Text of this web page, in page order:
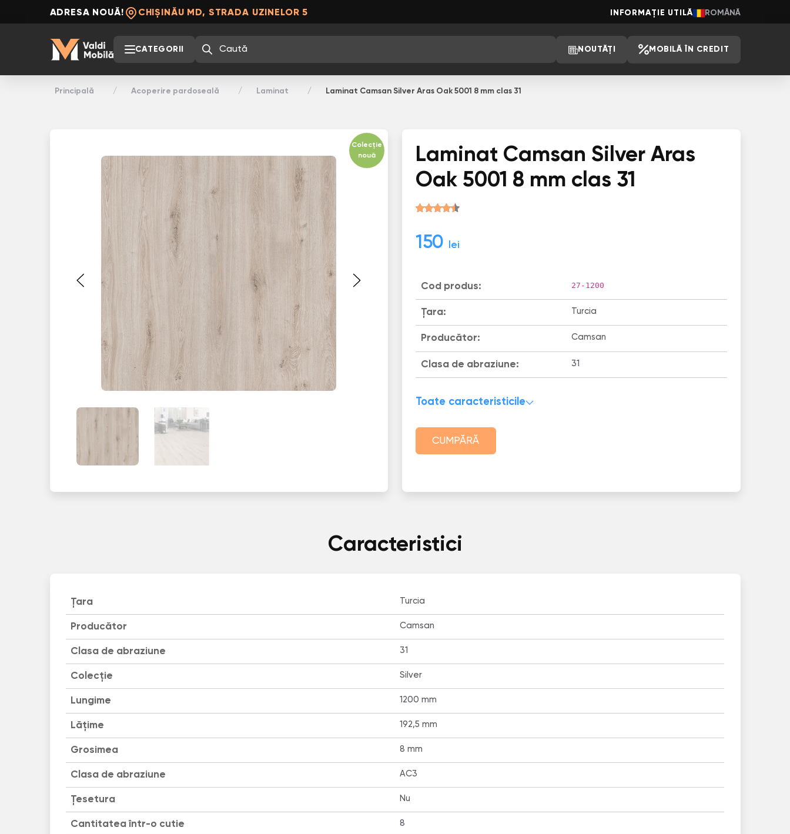
ADRESA NOUĂ! CHIȘINĂU MD, STRADA UZINELOR 5 INFORMAȚIE UTILĂ ROMÂNĂ
CATEGORII NOUTĂȚI MOBILĂ ÎN CREDIT
Principală Acoperire pardoseală Laminat Laminat Camsan Silver Aras Oak 5001 8 mm clas 31
Colecție
nouă
Laminat Camsan Silver Aras
Oak 5001 8 mm clas 31
150 lei
Cod produs: 27-1200
Țara: Turcia
Producător: Camsan
Clasa de abraziune: 31
Toate caracteristicile
CUMPĂRĂ
Caracteristici
Țara Turcia
Producător Camsan
Clasa de abraziune 31
Colecție Silver
Lungime 1200 mm
Lățime 192,5 mm
Grosimea 8 mm
Clasa de abraziune AC3
Țesetura Nu
Cantitatea într-o cutie 8